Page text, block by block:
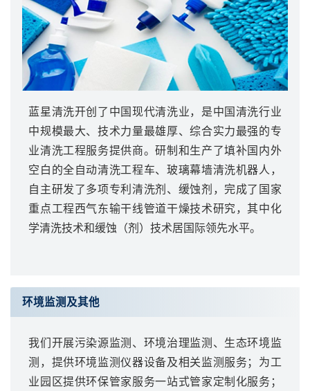
蓝星清洗开创了中国现代清洗业，是中国清洗行业
中规模最大、技术力量最雄厚、综合实力最强的专
业清洗工程服务提供商。研制和生产了填补国内外
空白的全自动清洗工程车、玻璃幕墙清洗机器人，
自主研发了多项专利清洗剂、缓蚀剂，完成了国家
重点工程西气东输干线管道干燥技术研究，其中化
学清洗技术和缓蚀（剂）技术居国际领先水平。
环境监测及其他
我们开展污染源监测、环境治理监测、生态环境监
测，提供环境监测仪器设备及相关监测服务；为工
业园区提供环保管家服务一站式管家定制化服务；